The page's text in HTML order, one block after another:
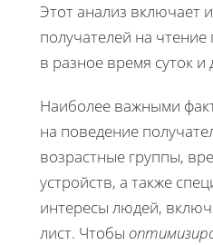
Этот анализ включает
получателей на чтение
в разное время суток и
Наиболее важными
на поведение
возрастные группы,
устройств, а также
интересы людей,
лист. Чтобы